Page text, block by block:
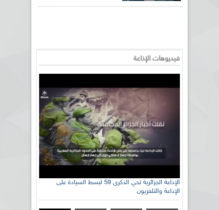
فيديوهات الإذاعة
الإذاعة الجزائرية تحي الذكرى 59 لبسط السيادة على
الإذاعة والتلفزيون